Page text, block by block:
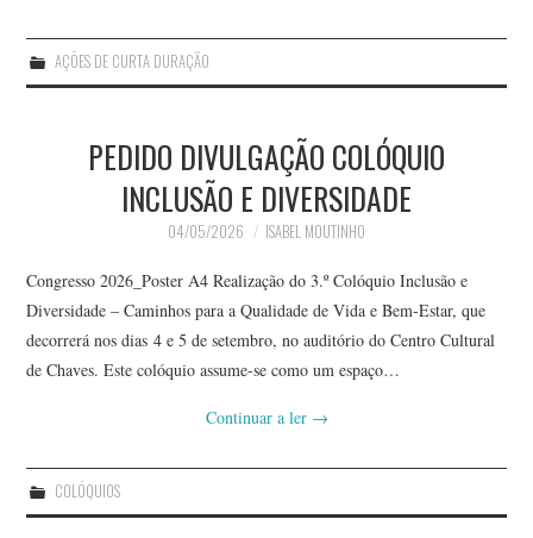
AÇÕES DE CURTA DURAÇÃO
PEDIDO DIVULGAÇÃO COLÓQUIO
INCLUSÃO E DIVERSIDADE
04/05/2026 ISABEL MOUTINHO
Congresso 2026_Poster A4 Realização do 3.º Colóquio Inclusão e
Diversidade – Caminhos para a Qualidade de Vida e Bem-Estar, que
decorrerá nos dias 4 e 5 de setembro, no auditório do Centro Cultural
de Chaves. Este colóquio assume-se como um espaço…
Continuar a ler →
COLÓQUIOS